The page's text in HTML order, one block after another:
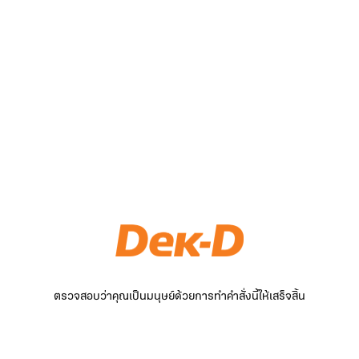
ตรวจสอบว่าคุณเป็นมนุษย์ด้วยการทำคำสั่งนี้ให้เสร็จสิ้น